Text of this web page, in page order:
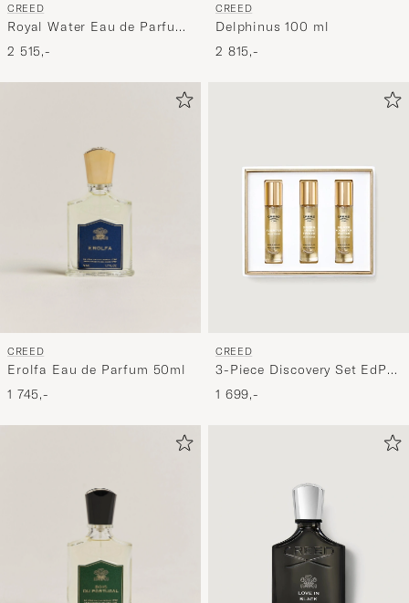
CREED
Royal Water Eau de Parfum
100ml
2 515,-
CREED
Delphinus 100 ml
2 815,-
CREED
Erolfa Eau de Parfum 50ml
1 745,-
CREED
3-Piece Discovery Set EdP 3
x 10 ml
1 699,-